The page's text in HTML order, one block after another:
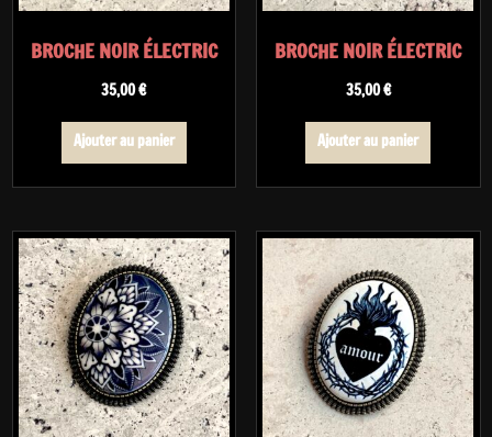
BROCHE NOIR ÉLECTRIC
35,00€
Ajouter au panier
BROCHE NOIR ÉLECTRIC
35,00€
Ajouter au panier